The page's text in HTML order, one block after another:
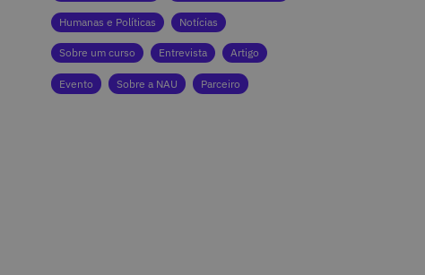
Humanas e Políticas Notícias
Sobre um curso Entrevista Artigo
Evento Sobre a NAU Parceiro